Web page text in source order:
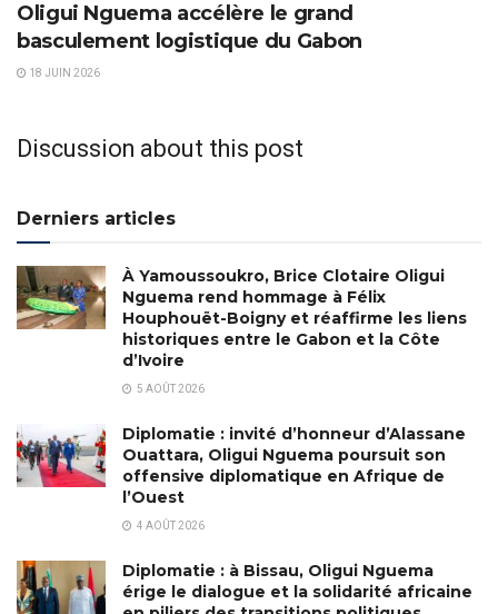
Oligui Nguema accélère le grand
basculement logistique du Gabon
18 JUIN 2026
Discussion about this post
Derniers articles
À Yamoussoukro, Brice Clotaire Oligui
Nguema rend hommage à Félix
Houphouët-Boigny et réaffirme les liens
historiques entre le Gabon et la Côte
d’Ivoire
5 AOÛT 2026
Diplomatie : invité d’honneur d’Alassane
Ouattara, Oligui Nguema poursuit son
offensive diplomatique en Afrique de
l’Ouest
4 AOÛT 2026
Diplomatie : à Bissau, Oligui Nguema
érige le dialogue et la solidarité africaine